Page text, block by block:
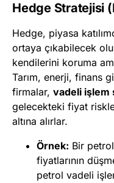
Hedge Stratejisi
Hedge, piyasa
ortaya çıkabilecek
kendilerini koruma
Tarım, enerji, finans
firmalar, vadeli işlem
gelecekteki fiyat
altına alırlar.
Örnek: Bir
fiyatlarının
petrol vadeli